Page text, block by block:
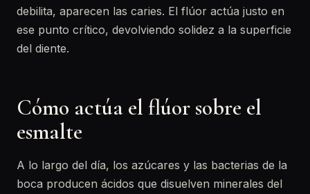
debilita, aparecen las caries. El flúor actúa justo en
ese punto crítico, devolviendo solidez a la superficie
del diente.
Cómo actúa el flúor sobre el
esmalte
A lo largo del día, los azúcares y las bacterias de la
boca producen ácidos que disuelven minerales del